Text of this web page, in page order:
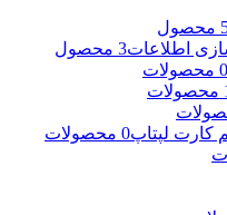
اطلاعات3 محصول
0 محصولات
کارت لپتاپ0 محصولات